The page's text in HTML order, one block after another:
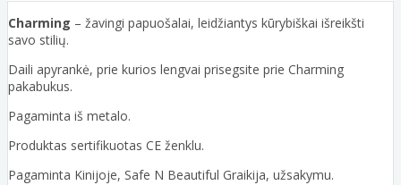
Charming – žavingi papuošalai, leidžiantys kūrybiškai išreikšti
savo stilių.
Daili apyrankė, prie kurios lengvai prisegsite prie Charming
pakabukus.
Pagaminta iš metalo.
Produktas sertifikuotas CE ženklu.
Pagaminta Kinijoje, Safe N Beautiful Graikija, užsakymu.